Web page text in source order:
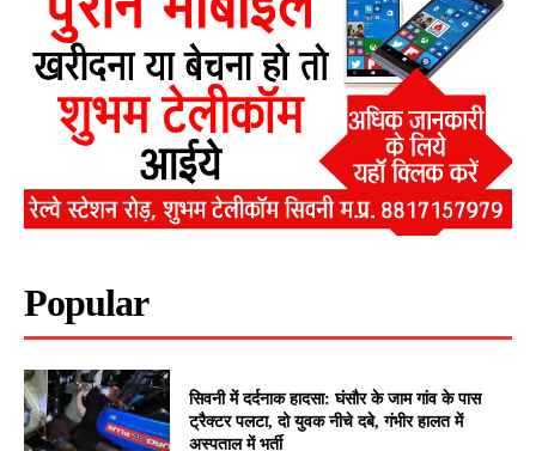
Popular
सिवनी में दर्दनाक हादसा: घंसौर के जाम गांव के पास
ट्रैक्टर पलटा, दो युवक नीचे दबे, गंभीर हालत में
अस्पताल में भर्ती